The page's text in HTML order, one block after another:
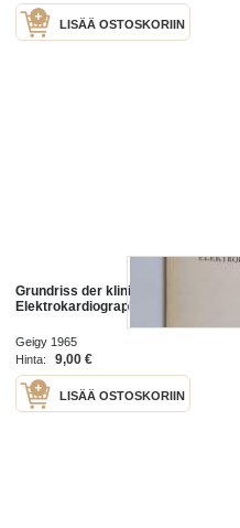
LISÄÄ OSTOSKORIIN
Grundriss der klinischen
Elektrokardiographie
Geigy 1965
Hinta:
9,00 €
LISÄÄ OSTOSKORIIN